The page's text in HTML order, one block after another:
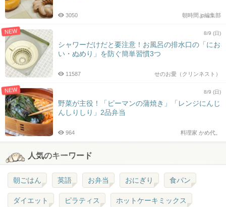
朝時間.jp編集部
3050
NEW 8/9 (日)
シャワーだけだと要注意！お風呂の排水口の「にお
い・ぬめり」を防ぐ簡単習慣3つ
せのお愛（クリンネスト）
11587
NEW 8/9 (日)
野菜が主役！「ピーマンの蒲焼き」「レンジにんじ
んしりしり」2品弁当
料理家 かめ代。
964
人気のキーワード
朝ごはん 英語 お弁当 おにぎり 食パン
ダイエット ピラティス ホットケーキミックス